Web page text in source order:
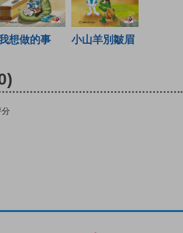
想做的事 小山羊別皺眉